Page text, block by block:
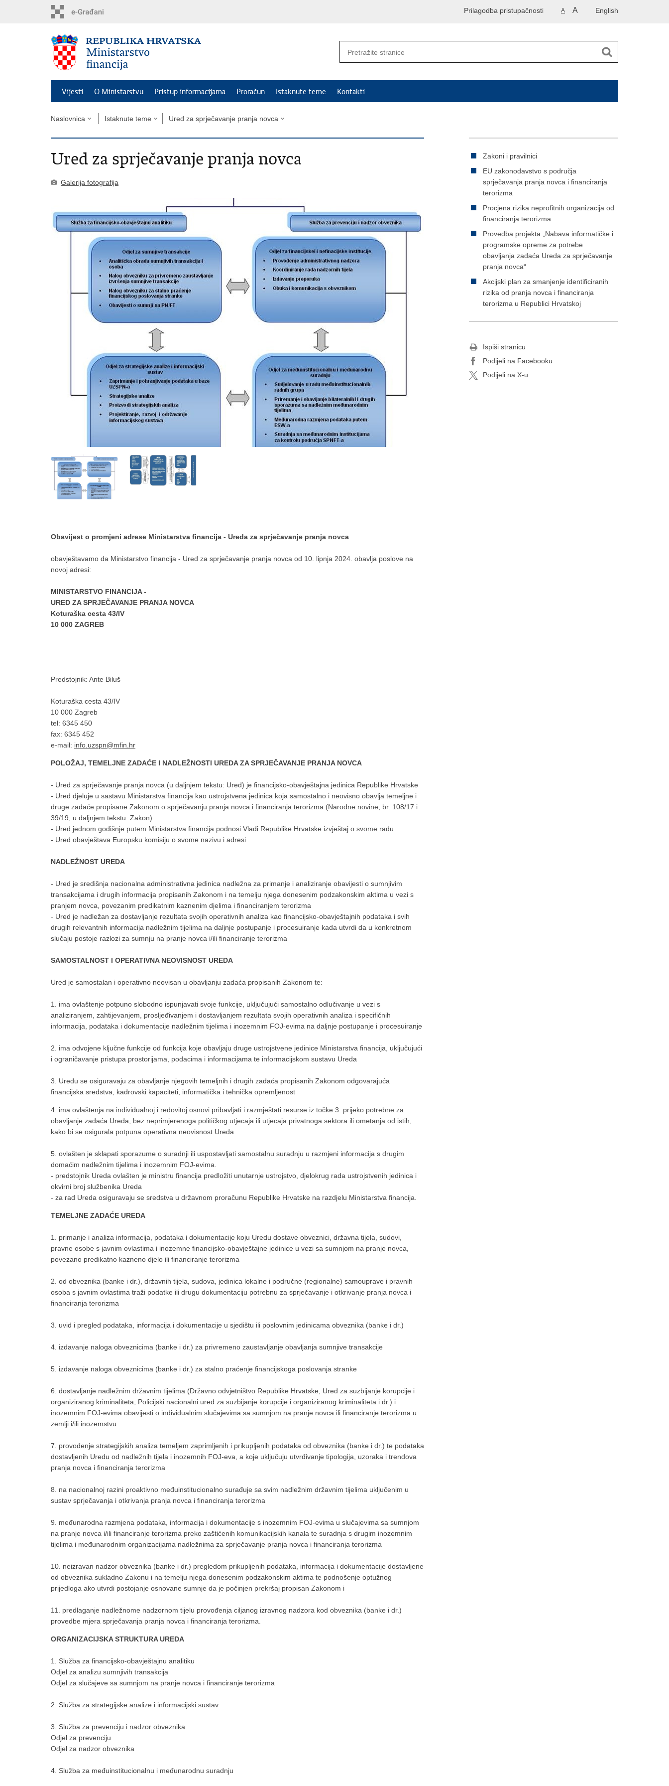
English
A A
Prilagodba pristupačnosti
Vijesti O Ministarstvu Pristup informacijama Proračun Istaknute teme Kontakti
Naslovnica Istaknute teme Ured za sprječavanje pranja novca
Ured za sprječavanje pranja novca
Galerija fotografija
Obavijest o promjeni adrese Ministarstva financija - Ureda za sprječavanje pranja novca
obavještavamo da Ministarstvo financija - Ured za sprječavanje pranja novca od 10. lipnja 2024. obavlja poslove na
novoj adresi:
MINISTARSTVO FINANCIJA -
URED ZA SPRJEČAVANJE PRANJA NOVCA
Koturaška cesta 43/IV
10 000 ZAGREB
Predstojnik: Ante Biluš
Koturaška cesta 43/IV
10 000 Zagreb
tel: 6345 450
fax: 6345 452
e-mail: info.uzspn@mfin.hr
POLOŽAJ, TEMELJNE ZADAĆE I NADLEŽNOSTI UREDA ZA SPRJEČAVANJE PRANJA NOVCA
- Ured za sprječavanje pranja novca (u daljnjem tekstu: Ured) je financijsko-obavještajna jedinica Republike Hrvatske
- Ured djeluje u sastavu Ministarstva financija kao ustrojstvena jedinica koja samostalno i neovisno obavlja temeljne i
druge zadaće propisane Zakonom o sprječavanju pranja novca i financiranja terorizma (Narodne novine, br. 108/17 i
39/19; u daljnjem tekstu: Zakon)
- Ured jednom godišnje putem Ministarstva financija podnosi Vladi Republike Hrvatske izvještaj o svome radu
- Ured obavještava Europsku komisiju o svome nazivu i adresi
NADLEŽNOST UREDA
- Ured je središnja nacionalna administrativna jedinica nadležna za primanje i analiziranje obavijesti o sumnjivim
transakcijama i drugih informacija propisanih Zakonom i na temelju njega donesenim podzakonskim aktima u vezi s
pranjem novca, povezanim predikatnim kaznenim djelima i financiranjem terorizma
- Ured je nadležan za dostavljanje rezultata svojih operativnih analiza kao financijsko-obavještajnih podataka i svih
drugih relevantnih informacija nadležnim tijelima na daljnje postupanje i procesuiranje kada utvrdi da u konkretnom
slučaju postoje razlozi za sumnju na pranje novca i/ili financiranje terorizma
SAMOSTALNOST I OPERATIVNA NEOVISNOST UREDA
Ured je samostalan i operativno neovisan u obavljanju zadaća propisanih Zakonom te:
1. ima ovlaštenje potpuno slobodno ispunjavati svoje funkcije, uključujući samostalno odlučivanje u vezi s
analiziranjem, zahtijevanjem, prosljeđivanjem i dostavljanjem rezultata svojih operativnih analiza i specifičnih
informacija, podataka i dokumentacije nadležnim tijelima i inozemnim FOJ-evima na daljnje postupanje i procesuiranje
2. ima odvojene ključne funkcije od funkcija koje obavljaju druge ustrojstvene jedinice Ministarstva financija, uključujući
i ograničavanje pristupa prostorijama, podacima i informacijama te informacijskom sustavu Ureda
3. Uredu se osiguravaju za obavljanje njegovih temeljnih i drugih zadaća propisanih Zakonom odgovarajuća
financijska sredstva, kadrovski kapaciteti, informatička i tehnička opremljenost
4. ima ovlaštenja na individualnoj i redovitoj osnovi pribavljati i razmještati resurse iz točke 3. prijeko potrebne za
obavljanje zadaća Ureda, bez neprimjerenoga političkog utjecaja ili utjecaja privatnoga sektora ili ometanja od istih,
kako bi se osigurala potpuna operativna neovisnost Ureda
5. ovlašten je sklapati sporazume o suradnji ili uspostavljati samostalnu suradnju u razmjeni informacija s drugim
domaćim nadležnim tijelima i inozemnim FOJ-evima.
- predstojnik Ureda ovlašten je ministru financija predložiti unutarnje ustrojstvo, djelokrug rada ustrojstvenih jedinica i
okvirni broj službenika Ureda
- za rad Ureda osiguravaju se sredstva u državnom proračunu Republike Hrvatske na razdjelu Ministarstva financija.
TEMELJNE ZADAĆE UREDA
1. primanje i analiza informacija, podataka i dokumentacije koju Uredu dostave obveznici, državna tijela, sudovi,
pravne osobe s javnim ovlastima i inozemne financijsko-obavještajne jedinice u vezi sa sumnjom na pranje novca,
povezano predikatno kazneno djelo ili financiranje terorizma
2. od obveznika (banke i dr.), državnih tijela, sudova, jedinica lokalne i područne (regionalne) samouprave i pravnih
osoba s javnim ovlastima traži podatke ili drugu dokumentaciju potrebnu za sprječavanje i otkrivanje pranja novca i
financiranja terorizma
3. uvid i pregled podataka, informacija i dokumentacije u sjedištu ili poslovnim jedinicama obveznika (banke i dr.)
4. izdavanje naloga obveznicima (banke i dr.) za privremeno zaustavljanje obavljanja sumnjive transakcije
5. izdavanje naloga obveznicima (banke i dr.) za stalno praćenje financijskoga poslovanja stranke
6. dostavljanje nadležnim državnim tijelima (Državno odvjetništvo Republike Hrvatske, Ured za suzbijanje korupcije i
organiziranog kriminaliteta, Policijski nacionalni ured za suzbijanje korupcije i organiziranog kriminaliteta i dr.) i
inozemnim FOJ-evima obavijesti o individualnim slučajevima sa sumnjom na pranje novca ili financiranje terorizma u
zemlji i/ili inozemstvu
7. provođenje strategijskih analiza temeljem zaprimljenih i prikupljenih podataka od obveznika (banke i dr.) te podataka
dostavljenih Uredu od nadležnih tijela i inozemnih FOJ-eva, a koje uključuju utvrđivanje tipologija, uzoraka i trendova
pranja novca i financiranja terorizma
8. na nacionalnoj razini proaktivno međuinstitucionalno surađuje sa svim nadležnim državnim tijelima uključenim u
sustav sprječavanja i otkrivanja pranja novca i financiranja terorizma
9. međunarodna razmjena podataka, informacija i dokumentacije s inozemnim FOJ-evima u slučajevima sa sumnjom
na pranje novca i/ili financiranje terorizma preko zaštićenih komunikacijskih kanala te suradnja s drugim inozemnim
tijelima i međunarodnim organizacijama nadležnima za sprječavanje pranja novca i financiranja terorizma
10. neizravan nadzor obveznika (banke i dr.) pregledom prikupljenih podataka, informacija i dokumentacije dostavljene
od obveznika sukladno Zakonu i na temelju njega donesenim podzakonskim aktima te podnošenje optužnog
prijedloga ako utvrdi postojanje osnovane sumnje da je počinjen prekršaj propisan Zakonom i
11. predlaganje nadležnome nadzornom tijelu provođenja ciljanog izravnog nadzora kod obveznika (banke i dr.)
provedbe mjera sprječavanja pranja novca i financiranja terorizma.
ORGANIZACIJSKA STRUKTURA UREDA
1. Služba za financijsko-obavještajnu analitiku
Odjel za analizu sumnjivih transakcija
Odjel za slučajeve sa sumnjom na pranje novca i financiranje terorizma
2. Služba za strategijske analize i informacijski sustav
3. Služba za prevenciju i nadzor obveznika
Odjel za prevenciju
Odjel za nadzor obveznika
4. Služba za međuinstitucionalnu i međunarodnu suradnju
Zakoni i pravilnici
EU zakonodavstvo s područja
sprječavanja pranja novca i financiranja
terorizma
Procjena rizika neprofitnih organizacija od
financiranja terorizma
Provedba projekta „Nabava informatičke i
programske opreme za potrebe
obavljanja zadaća Ureda za sprječavanje
pranja novca“
Akcijski plan za smanjenje identificiranih
rizika od pranja novca i financiranja
terorizma u Republici Hrvatskoj
Ispiši stranicu
Podijeli na Facebooku
Podijeli na X-u